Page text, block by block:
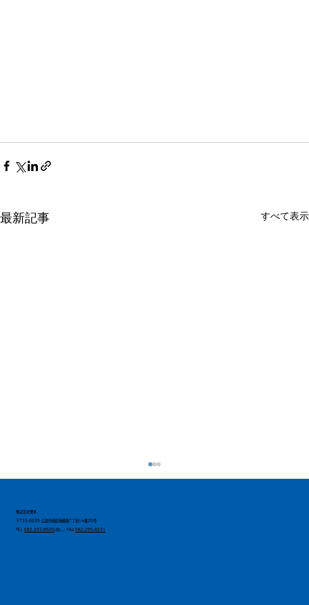
最新記事 すべて表示
株式会社栗本
TEL082-293-8500(代) ／ FAX082-295-8231
〒733-0035 広島市西区南観音7丁目14番20号